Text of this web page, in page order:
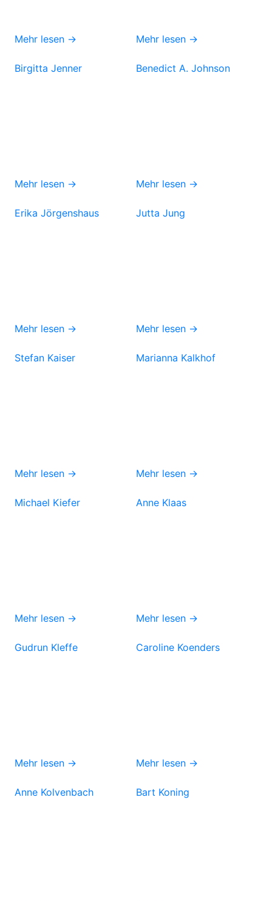
Mehr lesen → Mehr lesen →
Birgitta Jenner
Mehr lesen →
Benedict A. Johnson
Mehr lesen →
Erika Jörgenshaus
Mehr lesen →
Jutta Jung
Mehr lesen →
Stefan Kaiser
Mehr lesen →
Marianna Kalkhof
Mehr lesen →
Michael Kiefer
Mehr lesen →
Anne Klaas
Mehr lesen →
Gudrun Kleffe
Mehr lesen →
Caroline Koenders
Mehr lesen →
Anne Kolvenbach Bart Koning